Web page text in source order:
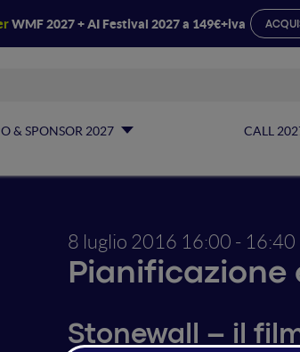
WMF 2027 + AI Festival 2027 a 149€+iva
& SPONSOR 2027 CALL
8 luglio 2016 16:00 - 16:40
Pianificazione
Stonewall – il